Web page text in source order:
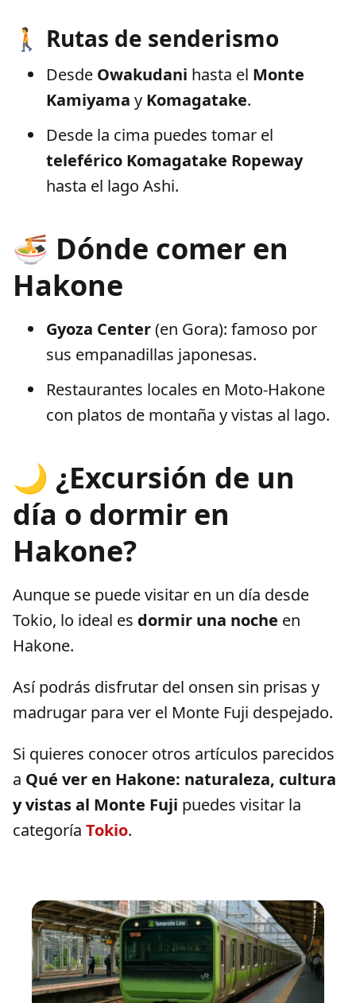
🚶 Rutas de senderismo
Desde Owakudani hasta el Monte
Kamiyama y Komagatake.
Desde la cima puedes tomar el
teleférico Komagatake Ropeway
hasta el lago Ashi.
🍜 Dónde comer en
Hakone
Gyoza Center(en Gora): famoso por
sus empanadillas japonesas.
Restaurantes locales en Moto-Hakone
con platos de montaña y vistas al lago.
🌙 ¿Excursión de un
día o dormir en
Hakone?
Aunque se puede visitar en un día desde
Tokio, lo ideal es dormir una noche en
Hakone.
Así podrás disfrutar del onsen sin prisas y
madrugar para ver el Monte Fuji despejado.
Si quieres conocer otros artículos parecidos
a Qué ver en Hakone: naturaleza, cultura
y vistas al Monte Fuji puedes visitar la
categoría Tokio.